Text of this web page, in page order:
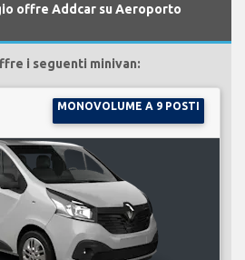
offre Addcar su Aeroporto
i seguenti minivan:
MONOVOLUME A 9 POSTI